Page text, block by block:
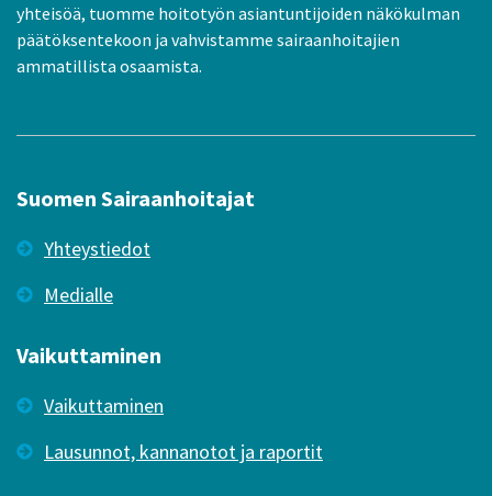
yhteisöä, tuomme hoitotyön asiantuntijoiden näkökulman
päätöksentekoon ja vahvistamme sairaanhoitajien
ammatillista osaamista.
Suomen Sairaanhoitajat
Yhteystiedot
Medialle
Vaikuttaminen
Vaikuttaminen
Lausunnot, kannanotot ja raportit